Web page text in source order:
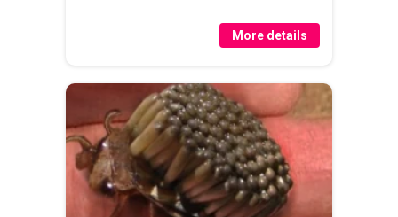
More details